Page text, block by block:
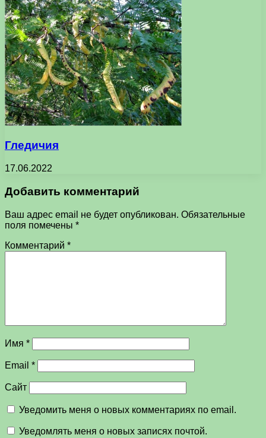
Гледичия
17.06.2022
Добавить комментарий
Ваш адрес email не будет опубликован. Обязательные
поля помечены *
Комментарий *
Имя *
Email *
Сайт
Уведомить меня о новых комментариях по email.
Уведомлять меня о новых записях почтой.